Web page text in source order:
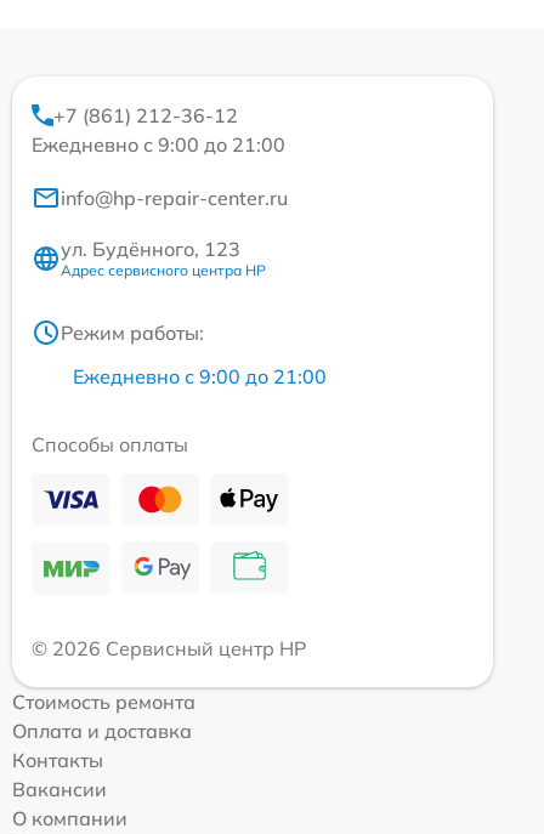
+7 (861) 212-36-12
Ежедневно с 9:00 до 21:00
info@hp-repair-center.ru
ул. Будённого, 123
Адрес сервисного центра HP
Режим работы:
Ежедневно с 9:00 до 21:00
Способы оплаты
© 2026 Сервисный центр HP
Стоимость ремонта
Оплата и доставка
Контакты
Вакансии
О компании